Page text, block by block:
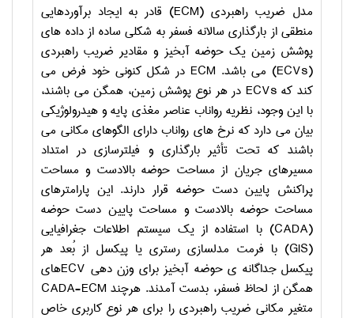
مدل ضریب راهبردی (ECM) قادر به ایجاد برآوردهایی
منطقی از بارگذاری سالانه فسفر به شکلی ساده از داده های
پوشش زمین یک حوضه آبخیز و مقادیر ضریب راهبردی
(
ECVs) می باشد. ECM در شکل کنونی خود فرض می
کند که ECVs در هر نوع پوشش زمین، همگن می باشند،
با این وجود، نظریه رواناب عناصر مغذی پایه و هیدرولوژیکی
بیان می دارد که نرخ های رواناب دارای الگوهای مکانی می
باشند که تحت تأثیر بارگذاری و فیلترسازی در امتداد
مسیرهای جریان از مساحت حوضه بالادست و مساحت
پراکنش پایین دست حوضه قرار دارند. این پارامترهای
مساحت حوضه بالادست و مساحت پایین دست حوضه
(
CADA) با استفاده از یک سیستم اطلاعات جغرافیایی
(
GIS) با فرمت مدلسازی رستری یا پیکسل از بُعد هر
پیکسل جداگانه ­ی حوضه آبخیز برای وزن دهی ECVهای
همگن از لحاظ فسفر، بدست آمدند. هرچند CADA-ECM
متغیر مکانی ضریب راهبردی را برای هر نوع کاربری خاص